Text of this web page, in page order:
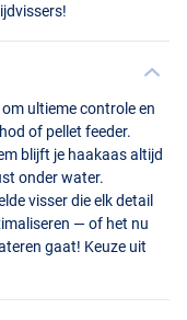
ultieme controle en
of pellet feeder.
blijft je haakaas altijd
onder water.
visser die elk detail
— of het nu
gaat! Keuze uit